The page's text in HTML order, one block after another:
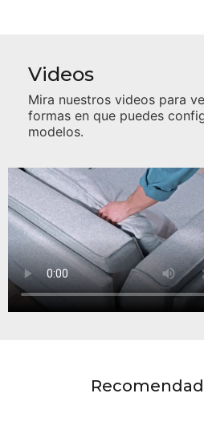
Videos
Mira nuestros videos para
formas en que puedes
modelos.